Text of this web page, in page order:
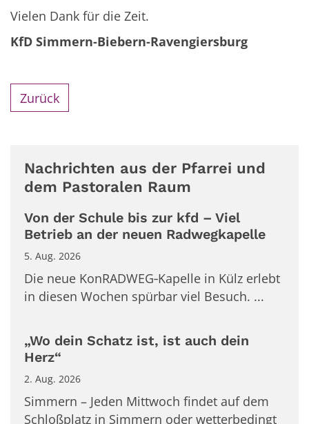
Vielen Dank für die Zeit.
KfD Simmern-Biebern-Ravengiersburg
Zurück
Nachrichten aus der Pfarrei und
dem Pastoralen Raum
Von der Schule bis zur kfd – Viel
Betrieb an der neuen Radwegkapelle
5. Aug. 2026
Die neue KonRADWEG‑Kapelle in Külz erlebt
in diesen Wochen spürbar viel Besuch. ...
„Wo dein Schatz ist, ist auch dein
Herz“
2. Aug. 2026
Simmern – Jeden Mittwoch findet auf dem
Schloßplatz in Simmern oder wetterbedingt